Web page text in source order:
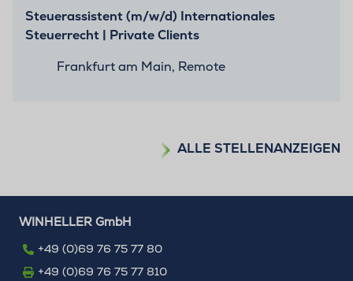
Steuerassistent (m/w/d) Internationales
Steuerrecht | Private Clients
Frankfurt am Main, Remote
ALLE STELLENANZEIGEN
WINHELLER GmbH
+49 (0)69 76 75 77 80
+49 (0)69 76 75 77 810